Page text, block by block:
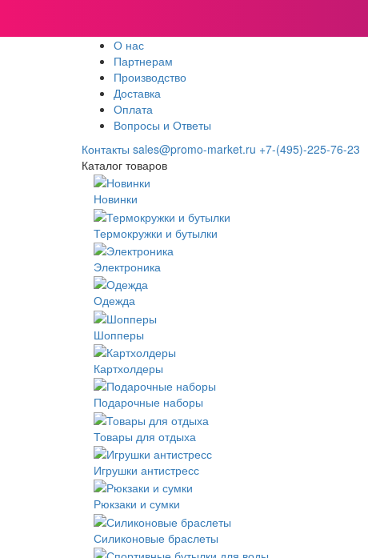
О нас
Партнерам
Производство
Доставка
Оплата
Вопросы и Ответы
Контакты sales@promo-market.ru +7-(495)-225-76-23
Каталог товаров
Новинки
Термокружки и бутылки
Электроника
Одежда
Шопперы
Картхолдеры
Подарочные наборы
Товары для отдыха
Игрушки антистресс
Рюкзаки и сумки
Силиконовые браслеты